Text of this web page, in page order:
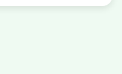
zakoračili, a